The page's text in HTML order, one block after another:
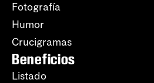
Fotografía
Humor
Crucigramas
Beneficios
Listado